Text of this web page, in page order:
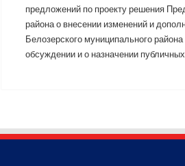
предложений по проекту решения
района о внесении изменений и
Белозерского муниципального
обсуждении и о назначении